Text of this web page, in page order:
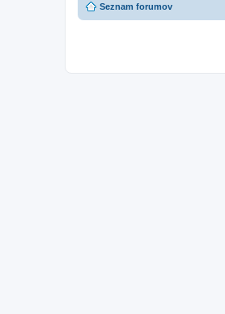
Seznam forumov